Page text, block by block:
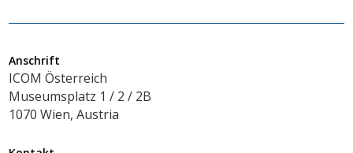
Anschrift
ICOM Österreich
Museumsplatz 1 / 2 / 2B
1070 Wien, Austria